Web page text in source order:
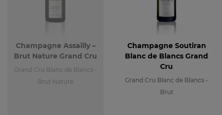
Champagne Assailly –
Brut Nature Grand Cru
Grand Cru Blanc de Blancs -
Brut Nature
Champagne Soutiran
Blanc de Blancs Grand
Cru
Grand Cru Blanc de Blancs -
Brut